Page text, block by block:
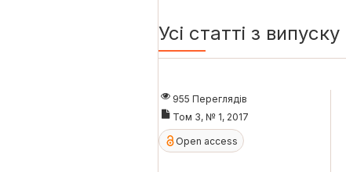
Усі статті з випуску
955 Переглядів
Том 3, № 1, 2017
Open access